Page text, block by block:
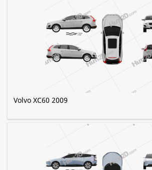
Volvo XC60 2009